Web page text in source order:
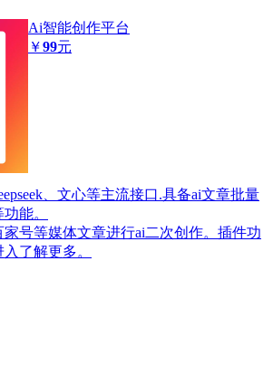
Ai智能创作平台
￥99元
、文心等主流接口.具备ai文章批量
能。
号等媒体文章进行ai二次创作。插件功
了解更多。